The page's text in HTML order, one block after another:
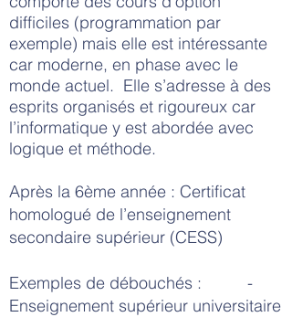
difficiles (programmation par
exemple) mais elle est intéressante
car moderne, en phase avec le
monde actuel. Elle s’adresse à des
esprits organisés et rigoureux car
l’informatique y est abordée avec
logique et méthode.
Après la 6ème année : Certificat
homologué de l’enseignement
secondaire supérieur (CESS)
Exemples de débouchés : -
Enseignement supérieur universitaire